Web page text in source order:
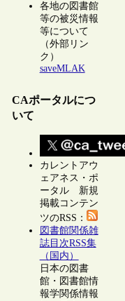
各地の図書館
等の被災情報
等について
（外部リン
ク）
saveMLAK
CAポータルにつ
いて
カレントアウ
ェアネス・ポ
ータル 新規
掲載コンテン
ツのRSS：
図書館関係雑
誌目次RSS集
（国内）
日本の図書
館・図書館情
報学関係情報